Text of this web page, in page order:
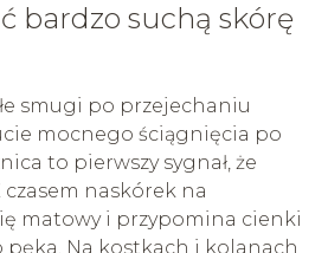
bardzo suchą skórę
smugi po przejechaniu
mocnego ściągnięcia po
to pierwszy sygnał, że
naskórek na
matowy i przypomina cienki
pęka. Na kostkach i kolanach